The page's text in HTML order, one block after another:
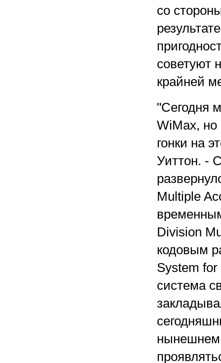
со
советуют
крайней
"Сегодня
WiMax, но
гонки на
Уиттон. -
Multiple
Division
кодовым
System for
система
нынешнем